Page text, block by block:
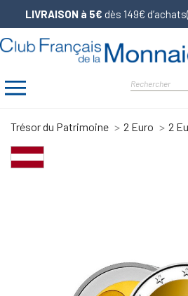
LIVRAISON à 5€ dès 149€
Trésor du Patrimoine 2 Euro 2